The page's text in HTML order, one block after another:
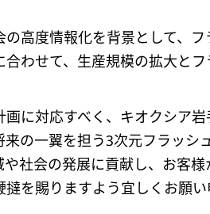
の高度情報化を背景として、
合わせて、生産規模の拡大と
画に対応すべく、キオクシア
来の一翼を担う3次元フラッシ
や社会の発展に貢献し、お客
撻を賜りますよう宜しくお願い